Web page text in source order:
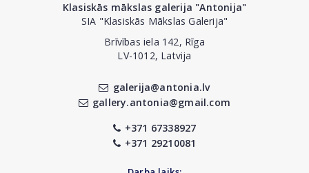
Klasiskās mākslas galerija "Antonija"
SIA "Klasiskās Mākslas Galerija"
Brīvības iela 142, Rīga
LV-1012, Latvija
galerija@antonia.lv
gallery.antonia@gmail.com
+371 67338927
+371 29210081